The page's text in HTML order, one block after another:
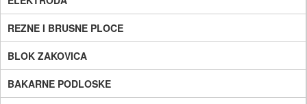
REZNE I BRUSNE PLOCE
BLOK ZAKOVICA
BAKARNE PODLOSKE